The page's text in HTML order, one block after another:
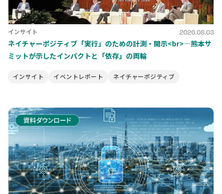
インサイト 2026.08.03
ネイチャーポジティブ「実行」のための計測・開示<br>―熊本サ
ミットが示したインパクトと「依存」の両輪
インサイト イベントレポート ネイチャーポジティブ